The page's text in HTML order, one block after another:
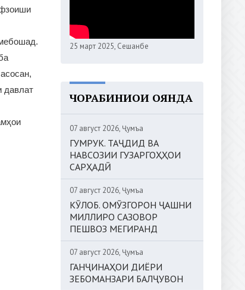
давлат
25 март 2025, Сешанбе
ЧОРАБИНИҲОИ ОЯНДА
07 август 2026, Ҷумъа
ГУМРУК. ТАҶДИД ВА
НАВСОЗИИ ГУЗАРГОҲҲОИ
САРҲАДӢ
07 август 2026, Ҷумъа
КӮЛОБ. ОМӮЗГОРОН ҶАШНИ
МИЛЛИРО САЗОВОР
ПЕШВОЗ МЕГИРАНД
07 август 2026, Ҷумъа
ГАНҶИНАҲОИ ДИЁРИ
ЗЕБОМАНЗАРИ БАЛҶУВОН